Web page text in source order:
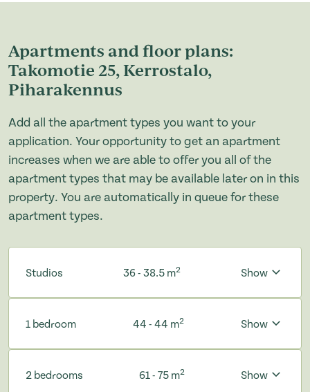
Apartments and floor plans:
Takomotie 25, Kerrostalo,
Piharakennus
Add all the apartment types you want to your
application. Your opportunity to get an apartment
increases when we are able to offer you all of the
apartment types that may be available later on in this
property. You are automatically in queue for these
apartment types.
Studios 36 - 38.5 m2 Show
1 bedroom 44 - 44 m2 Show
2 bedrooms 61 - 75 m2 Show